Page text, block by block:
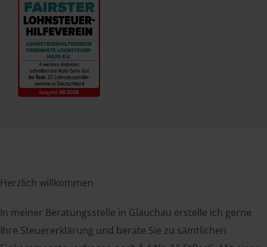
Herzlich willkommen
In meiner Beratungsstelle in Glauchau erstelle ich gerne
Ihre Steuererklärung und berate Sie zu sämtlichen